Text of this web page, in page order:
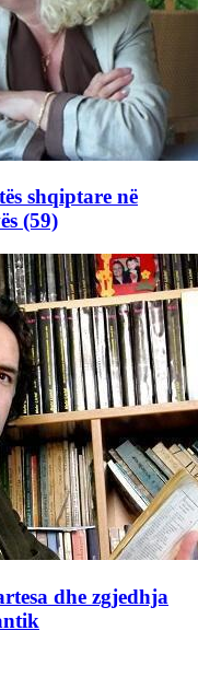
shqiptare në
(59)
dhe zgjedhja